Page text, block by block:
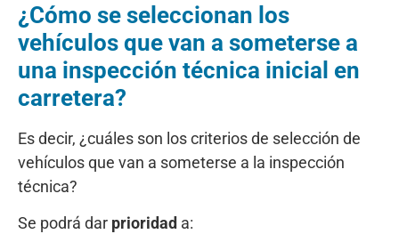
¿Cómo se seleccionan los
vehículos que van a someterse a
una inspección técnica inicial en
carretera?
Es decir, ¿cuáles son los criterios de selección de
vehículos que van a someterse a la inspección
técnica?
Se podrá dar prioridad a: